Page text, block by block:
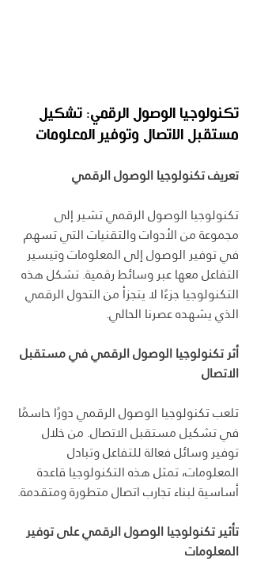
تكنولوجيا الوصول الرقمي: تشكيل
مستقبل الاتصال وتوفير المعلومات
تعريف تكنولوجيا الوصول الرقمي
تكنولوجيا الوصول الرقمي تشير إلى
مجموعة من الأدوات والتقنيات التي تسهم
في توفير الوصول إلى المعلومات وتيسير
التفاعل معها عبر وسائط رقمية. تشكل هذه
التكنولوجيا جزءًا لا يتجزأ من التحول الرقمي
الذي يشهده عصرنا الحالي.
أثر تكنولوجيا الوصول الرقمي في مستقبل
الاتصال
تلعب تكنولوجيا الوصول الرقمي دورًا حاسمًا
في تشكيل مستقبل الاتصال. من خلال
توفير وسائل فعالة للتفاعل وتبادل
المعلومات، تمثل هذه التكنولوجيا قاعدة
أساسية لبناء تجارب اتصال متطورة ومتقدمة.
تأثير تكنولوجيا الوصول الرقمي على توفير
المعلومات